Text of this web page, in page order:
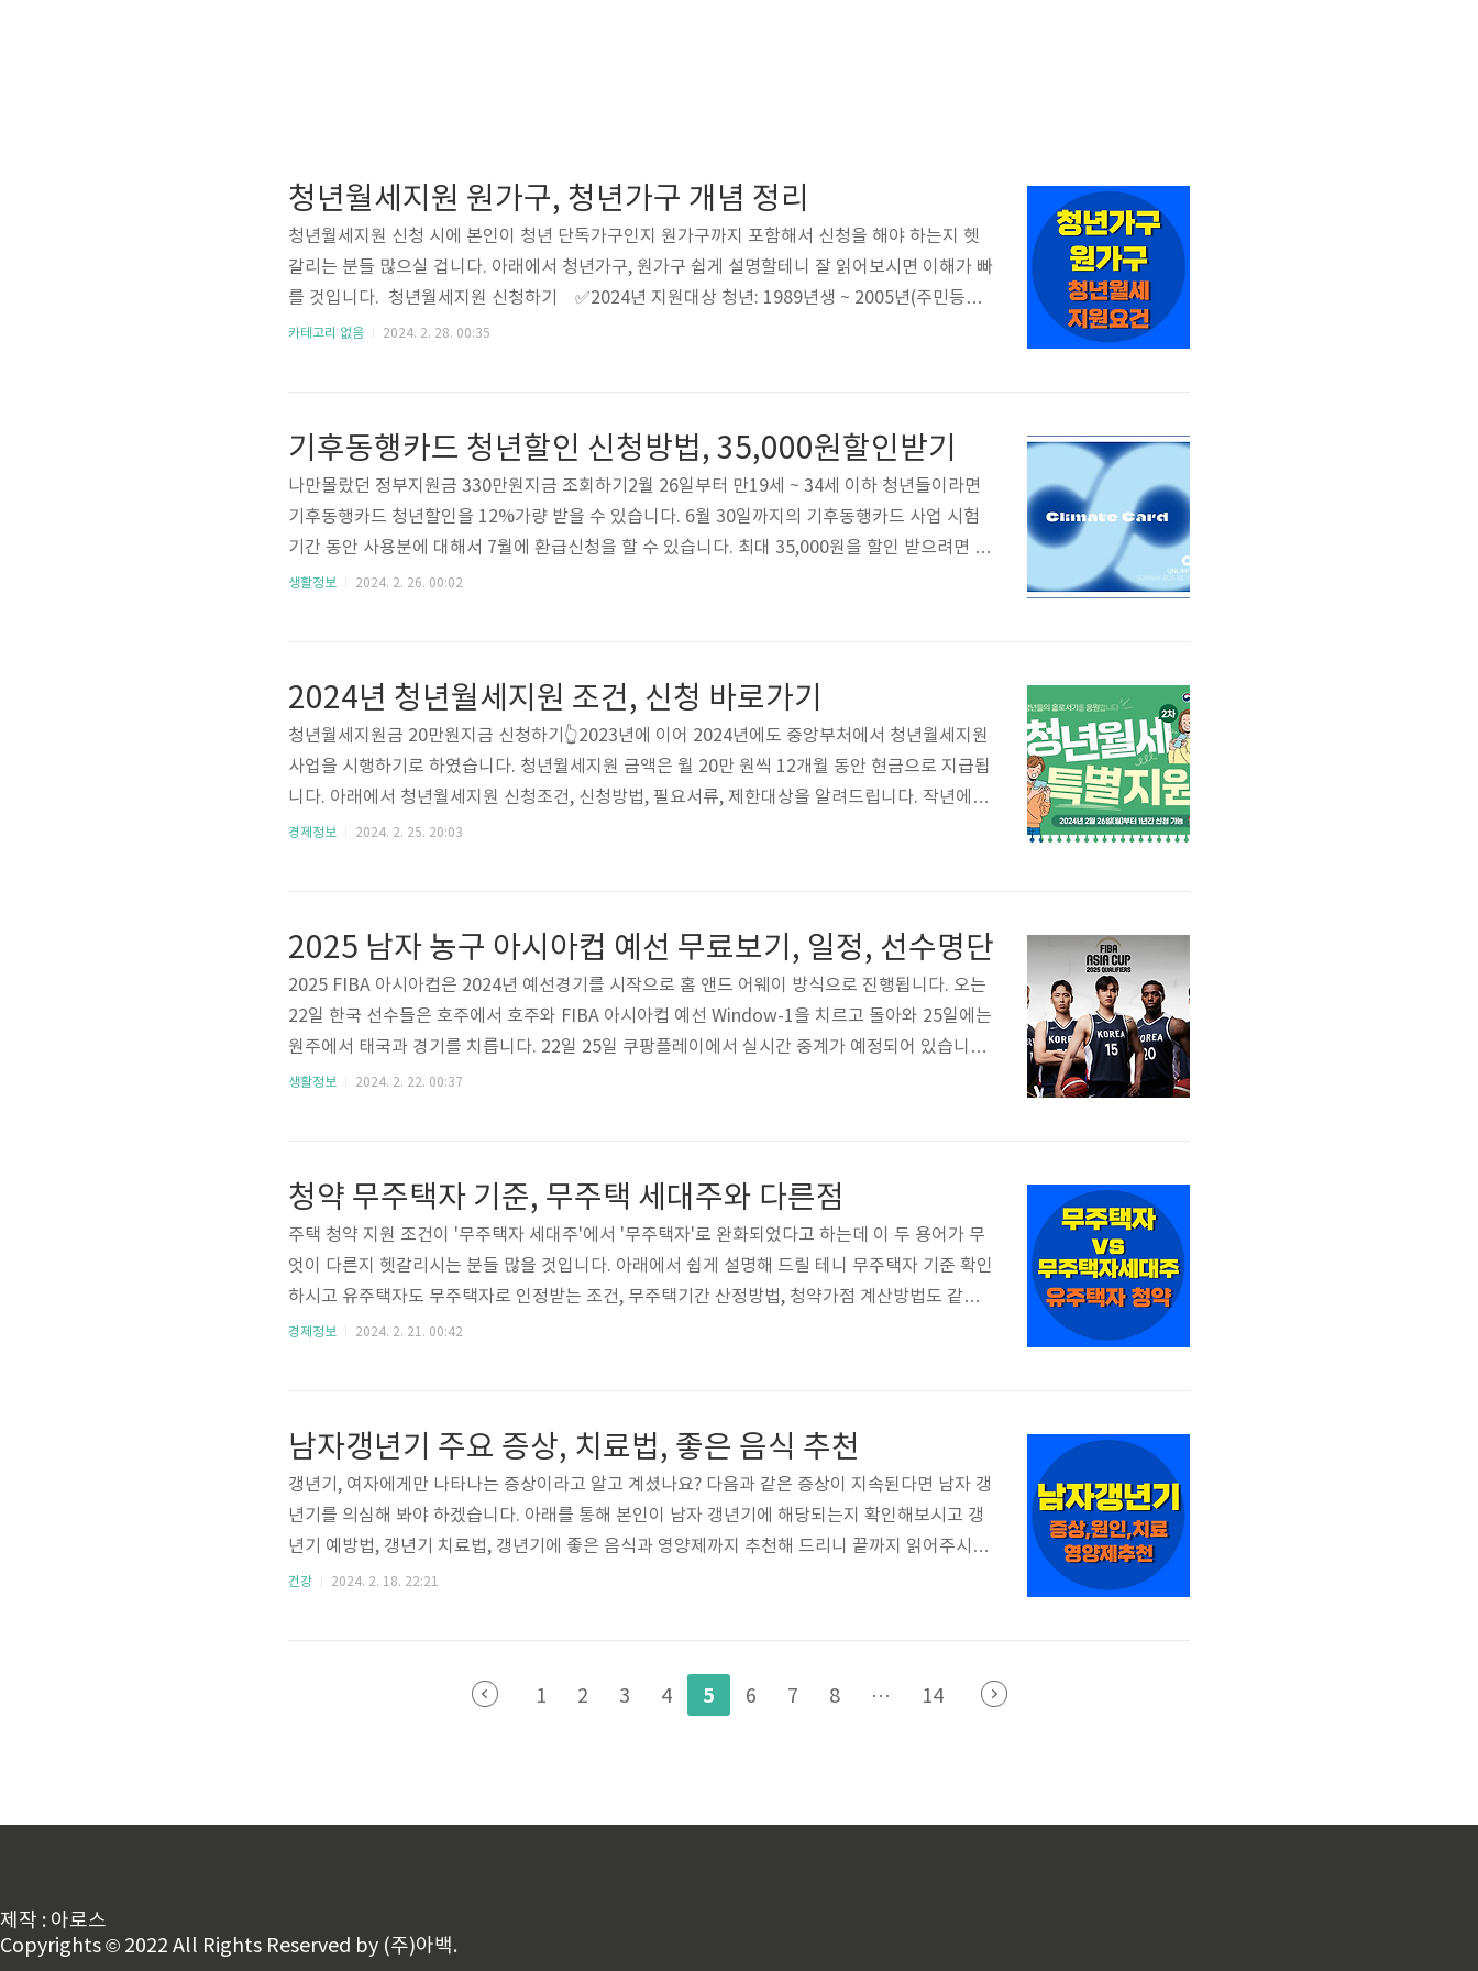
청년월세지원 원가구, 청년가구 개념 정리
청년월세지원 신청 시에 본인이 청년 단독가구인지 원가구까지 포함해서 신청을 해야 하는지 헷
갈리는 분들 많으실 겁니다. 아래에서 청년가구, 원가구 쉽게 설명할테니 잘 읽어보시면 이해가 빠
를 것입니다. 청년월세지원 신청하기 ✅2024년 지원대상 청년: 1989년생 ~ 2005년(주민등록
상 출생연도 기준) ✅지원대상 청년: 부모와 따로 거주하는 무주택자 청년 1. 청년가구만 고려하는
을 때 만30세는 1994년 2월..
카테고리 없음 2024. 2. 28. 00:35
기후동행카드 청년할인 신청방법, 35,000원할인받기
나만몰랐던 정부지원금 330만원지금 조회하기2월 26일부터 만19세 ~ 34세 이하 청년들이라면
기후동행카드 청년할인을 12%가량 받을 수 있습니다. 6월 30일까지의 기후동행카드 사업 시험
기간 동안 사용분에 대해서 7월에 환급신청을 할 수 있습니다. 최대 35,000원을 할인 받으려면 지
금 신청해야 합니다. 아래에서 기후동행카드 청년할인 신청방법에 대해 알려드리겠습니다. 기
부터 카드 구입이 가bongbong2da.com..
생활정보 2024. 2. 26. 00:02
2024년 청년월세지원 조건, 신청 바로가기
청년월세지원금 20만원지금 신청하기👆2023년에 이어 2024년에도 중앙부처에서 청년월세지원
사업을 시행하기로 하였습니다. 청년월세지원 금액은 월 20만 원씩 12개월 동안 현금으로 지급됩
니다. 아래에서 청년월세지원 신청조건, 신청방법, 필요서류, 제한대상을 알려드립니다. 작년에만
청년 10만 명 가까이 청년월세지원을 받았는데 몰라서 못 받으면 본인만 손해입니다. 월세20만
경제정보 2024. 2. 25. 20:03
2025 남자 농구 아시아컵 예선 무료보기, 일정, 선수명단
2025 FIBA 아시아컵은 2024년 예선경기를 시작으로 홈 앤드 어웨이 방식으로 진행됩니다. 오는
22일 한국 선수들은 호주에서 호주와 FIBA 아시아컵 예선 Window-1을 치르고 돌아와 25일에는
원주에서 태국과 경기를 치릅니다. 22일 25일 쿠팡플레이에서 실시간 중계가 예정되어 있습니다.
이후 11월에 열리게 되는 예선전 2차 경기도 쿠팡플레이에서 볼 수 있습니다. 쿠팡 와우 회원인 경
서 경기 ..
생활정보 2024. 2. 22. 00:37
청약 무주택자 기준, 무주택 세대주와 다른점
주택 청약 지원 조건이 '무주택자 세대주'에서 '무주택자'로 완화되었다고 하는데 이 두 용어가 무
엇이 다른지 헷갈리시는 분들 많을 것입니다. 아래에서 쉽게 설명해 드릴 테니 무주택자 기준 확인
하시고 유주택자도 무주택자로 인정받는 조건, 무주택기간 산정방법, 청약가점 계산방법도 같이
살펴보시길 바랍니다. 무주택자 확인서 무료발급 1. 무주택자 세대주 vs 무주택자 용어 깔끔정리
어라고 할 수 있습니다. 여기서 세대주는 세대를 대표..
경제정보 2024. 2. 21. 00:42
남자갱년기 주요 증상, 치료법, 좋은 음식 추천
갱년기, 여자에게만 나타나는 증상이라고 알고 계셨나요? 다음과 같은 증상이 지속된다면 남자 갱
년기를 의심해 봐야 하겠습니다. 아래를 통해 본인이 남자 갱년기에 해당되는지 확인해보시고 갱
년기 예방법, 갱년기 치료법, 갱년기에 좋은 음식과 영양제까지 추천해 드리니 끝까지 읽어주시길
바랍니다. 1. 남자갱년기 자가진단 리스트 남자갱년기는 여자처럼 급격히 진행되지 않아 변화를
소하였다. 2️⃣ 발기의 강도가 약해졌다. 3️⃣ 삶의 즐거움이 감소하였다. 4️⃣ 근력이나 지구력이 감소
하였다. 5️⃣ 슬프거나 울적한 기분이 든다. ..
건강 2024. 2. 18. 22:21
1 2 3 4 5 6 7 8 ··· 14
제작 : 아로스
Copyrights © 2022 All Rights Reserved by (주)아백.